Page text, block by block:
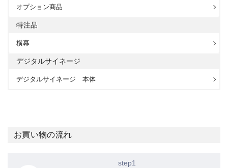
オプション商品
特注品
横幕
デジタルサイネージ
デジタルサイネージ 本体
お買い物の流れ
step1